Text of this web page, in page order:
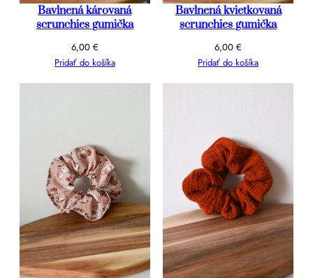
Bavlnená károvaná
scrunchies gumička
6,00 €
Pridať do košíka
Bavlnená kvietkovaná
scrunchies gumička
6,00€
Pridať do košíka